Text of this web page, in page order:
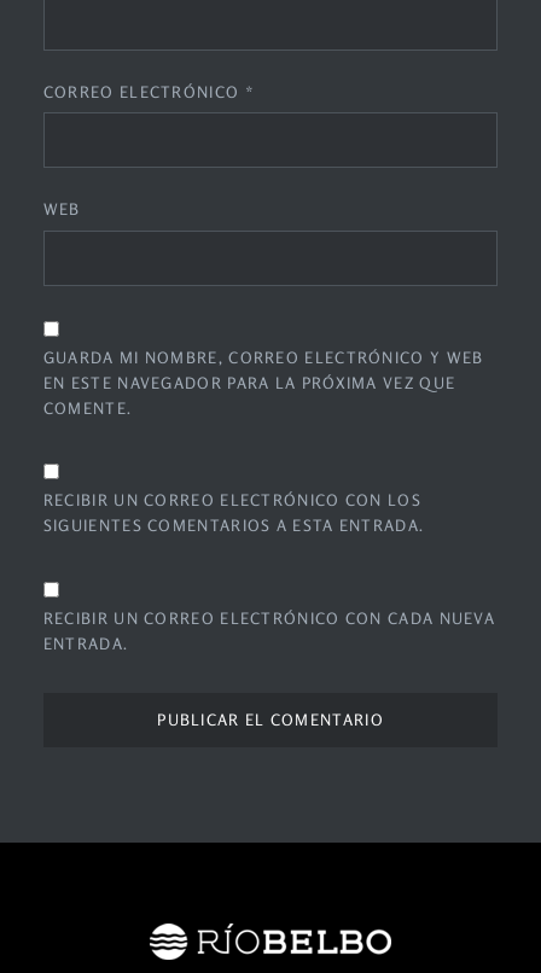
CORREO ELECTRÓNICO *
WEB
GUARDA MI NOMBRE, CORREO ELECTRÓNICO Y WEB
EN ESTE NAVEGADOR PARA LA PRÓXIMA VEZ QUE
COMENTE.
RECIBIR UN CORREO ELECTRÓNICO CON LOS
SIGUIENTES COMENTARIOS A ESTA ENTRADA.
RECIBIR UN CORREO ELECTRÓNICO CON CADA NUEVA
ENTRADA.